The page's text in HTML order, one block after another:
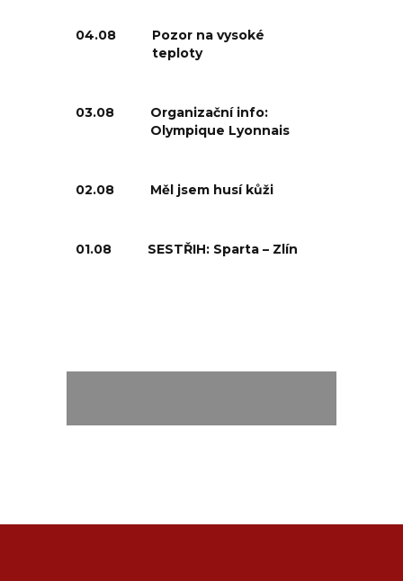
04.08
Pozor na vysoké
teploty
03.08
Organizační info:
Olympique Lyonnais
02.08 Měl jsem husí kůži
01.08 SESTŘIH: Sparta – Zlín